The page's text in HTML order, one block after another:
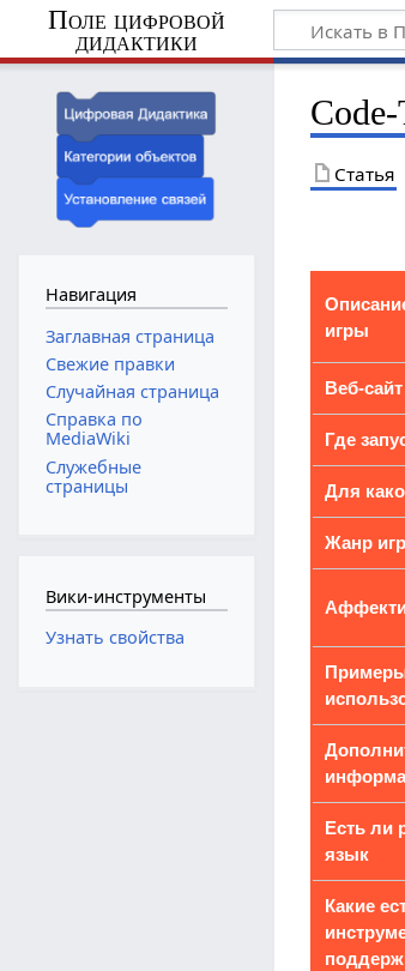
Поле цифровой
дидактики
Статья
игры
Веб-сайт
Где
Для
Жанр
Есть ли
язык
Какие
Навигация
Заглавная страница
Свежие правки
Случайная страница
Справка по
MediaWiki
Служебные
страницы
Вики-инструменты
Узнать свойства